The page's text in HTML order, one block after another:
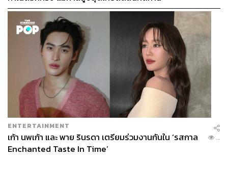
ENTERTAINMENT
เก้า นพเก้า และ พาย รินรดา เตรียมร่วมงานกันใน ‘รสกาล
Enchanted Taste In Time’
...